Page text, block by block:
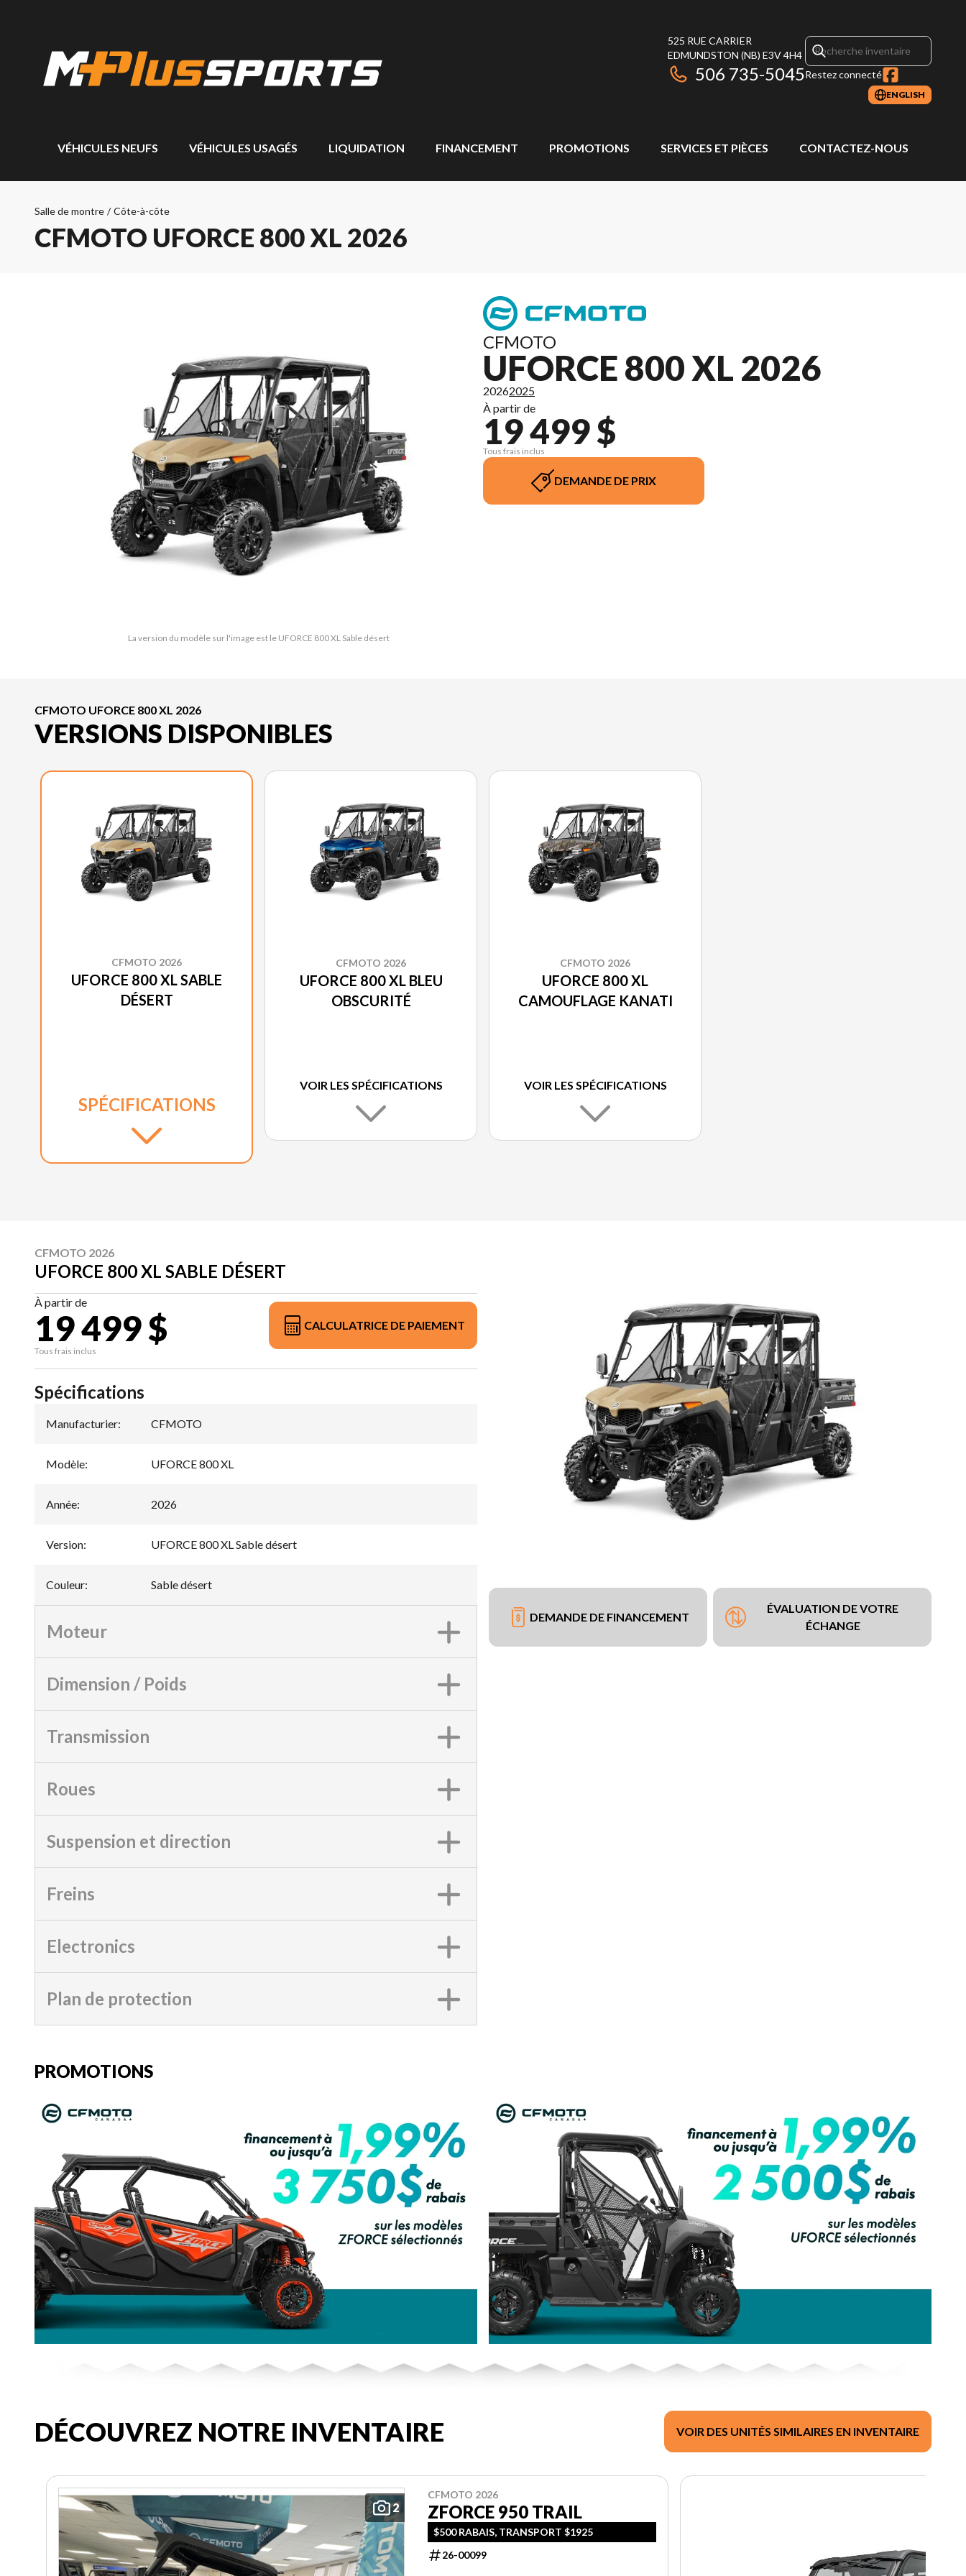
525 RUE CARRIER
EDMUNDSTON (NB) E3V 4H4
506 735-5045Restez connecté
ENGLISH
VÉHICULES NEUFS VÉHICULES USAGÉS LIQUIDATION FINANCEMENT PROMOTIONS SERVICES ET PIÈCES CONTACTEZ-NOUS
Salle de montre / Côte-à-côte
CFMOTO UFORCE 800 XL 2026
La version du modèle sur l'image est le UFORCE 800 XL Sable désert
CFMOTO
UFORCE 800 XL 2026
20262025
À partir de
19 499 $
Tous frais inclus
DEMANDE DE PRIX
CFMOTO UFORCE 800 XL 2026
VERSIONS DISPONIBLES
CFMOTO 2026
UFORCE 800 XL SABLE
DÉSERT
SPÉCIFICATIONS
CFMOTO 2026
UFORCE 800 XL BLEU
OBSCURITÉ
VOIR LES SPÉCIFICATIONS
CFMOTO 2026
UFORCE 800 XL
CAMOUFLAGE KANATI
VOIR LES SPÉCIFICATIONS
CFMOTO 2026
UFORCE 800 XL SABLE DÉSERT
À partir de
19 499 $
Tous frais inclus
CALCULATRICE DE PAIEMENT
DEMANDE DE FINANCEMENT
ÉVALUATION DE VOTRE
ÉCHANGE
Spécifications
Manufacturier: CFMOTO
Modèle: UFORCE 800 XL
Année: 2026
Version: UFORCE 800 XL Sable désert
Couleur: Sable désert
Moteur
Dimension / Poids
Transmission
Roues
Suspension et direction
Freins
Electronics
Plan de protection
PROMOTIONS
DÉCOUVREZ NOTRE INVENTAIRE VOIR DES UNITÉS SIMILAIRES EN INVENTAIRE
2
CFMOTO 2026
ZFORCE 950 TRAIL
$500 RABAIS, TRANSPORT $1925
26-00099